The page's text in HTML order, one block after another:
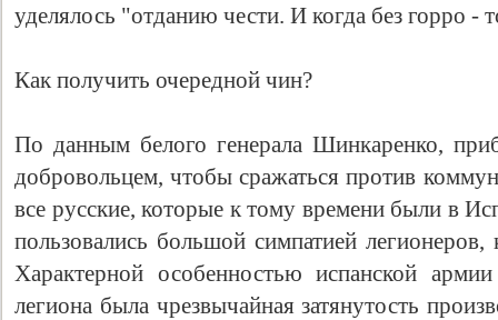
уделялось "отданию чести. И когда без горро -
Как получить очередной чин?
По данным белого генерала Шинкаренко,
добровольцем, чтобы сражаться против
все русские, которые к тому времени были в
пользовались большой симпатией
Характерной особенностью испанской
легиона была чрезвычайная затянутость